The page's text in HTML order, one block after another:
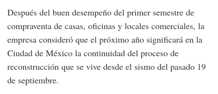
Después del buen desempeño del primer semestre de
compraventa de casas, oficinas y locales comerciales, la
empresa consideró que el próximo año significará en la
Ciudad de México la continuidad del proceso de
reconstrucción que se vive desde el sismo del pasado 19
de septiembre.